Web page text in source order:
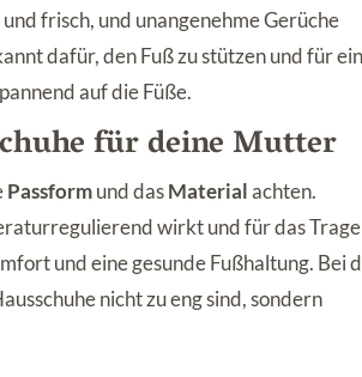
frisch, und unangenehme Gerüche
dafür, den Fuß zu stützen und für
auf die Füße.
für deine Mutter
Passformund dasMaterialachten.
wirkt und für das
und eine gesunde Fußhaltung. Bei
nicht zu eng sind, sondern